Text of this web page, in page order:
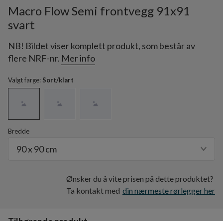
Macro Flow Semi frontvegg 91x91
svart
NB! Bildet viser komplett produkt, som består av
flere NRF-nr. Mer info
Valgt farge: Sort/klart
Bredde
90 x 90 cm
Ønsker du å vite prisen på dette produktet?
Ta kontakt med din nærmeste rørlegger her